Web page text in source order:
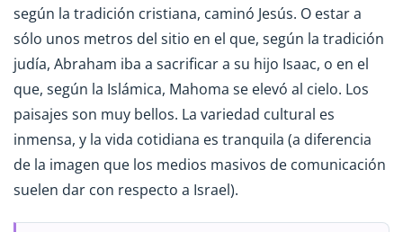
según la tradición cristiana, caminó Jesús. O estar a
sólo unos metros del sitio en el que, según la tradición
judía, Abraham iba a sacrificar a su hijo Isaac, o en el
que, según la Islámica, Mahoma se elevó al cielo. Los
paisajes son muy bellos. La variedad cultural es
inmensa, y la vida cotidiana es tranquila (a diferencia
de la imagen que los medios masivos de comunicación
suelen dar con respecto a Israel).